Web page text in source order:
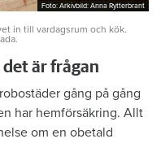
Foto: Arkivbild: Anna Rytterbrant
Foto: Arkivbild: Anna Rytterbrant
in till vardagsrum och kök.
är frågan
gång på gång
har hemförsäkring. Allt
om en obetald